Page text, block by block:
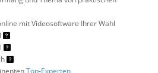
mit Videosoftware Ihrer Wahl
Top-Experten